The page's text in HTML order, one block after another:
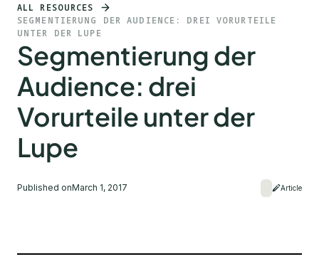
ALL RESOURCES
SEGMENTIERUNG DER AUDIENCE: DREI VORURTEILE
UNTER DER LUPE
Segmentierung der
Audience: drei
Vorurteile unter der
Lupe
Published onMarch 1, 2017 Article